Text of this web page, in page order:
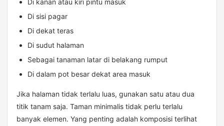
Di sisi pagar
Di dekat teras
Di sudut halaman
Sebagai tanaman latar di belakang rumput
Di dalam pot besar dekat area masuk
Jika halaman tidak terlalu luas, gunakan satu atau dua
titik tanam saja. Taman minimalis tidak perlu terlalu
banyak elemen. Yang penting adalah komposisi terlihat